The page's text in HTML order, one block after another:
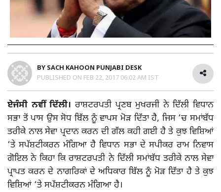
BY SACH KAHOON PUNJABI DESK
PUBLISHED ON FEB 22, 2017 06:02 AM IST
ਏਜੰਸੀ ਨਵੀਂ ਦਿੱਲੀ। ਰਾਸ਼ਟਰਪਤੀ ਪ੍ਰਣਬ ਮੁਖਰਜੀ ਨੇ ਦਿੱਲੀ ਵਿਧਾਨ
ਸਭਾ ਤੋਂ ਪਾਸ ਉਸ ਸੋਧ ਬਿੱਲ ਨੂੰ ਵਾਪਸ ਮੋੜ ਦਿੱਤਾ ਹੈ, ਜਿਸ ‘ਚ ਸਮਾਂਬੱਧ
ਤਰੀਕੇ ਨਾਲ ਸੇਵਾ ਪ੍ਰਦਾਨ ਕਰਨ ਦੀ ਗੱਲ ਕਹੀ ਗਈ ਹੈ ਤੇ ਕੁਝ ਵਿਸ਼ਿਆਂ
‘ਤੇ ਸਪੱਸ਼ਟੀਕਰਨ ਮੰਗਿਆ ਹੈ ਵਿਧਾਨ ਸਭਾ ਦੇ ਸਪੀਕਰ ਰਾਮ ਨਿਵਾਸ
ਗੋਇਲ ਨੇ ਕਿਹਾ ਕਿ ਰਾਸ਼ਟਰਪਤੀ ਨੇ ਦਿੱਲੀ ਸਮਾਂਬੱਧ ਤਰੀਕੇ ਨਾਲ ਸੇਵਾ
ਪ੍ਰਾਪਤ ਕਰਨ ਦੇ ਨਾਗਰਿਕਾਂ ਦੇ ਅਧਿਕਾਰ ਬਿੱਲ ਨੂੰ ਮੋੜ ਦਿੱਤਾ ਹੈ ਤੇ ਕੁਝ
ਵਿਸ਼ਿਆਂ ‘ਤੇ ਸਪੱਸ਼ਟੀਕਰਨ ਮੰਗਿਆ ਹੈ।